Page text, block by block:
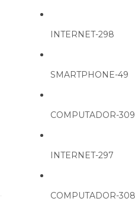
INTERNET-298
SMARTPHONE-49
COMPUTADOR-309
INTERNET-297
COMPUTADOR-308